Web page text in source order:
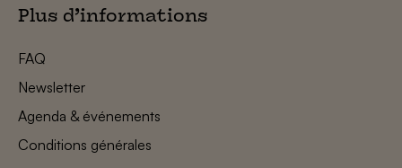
Plus d’informations
FAQ
Newsletter
Agenda & événements
Conditions générales